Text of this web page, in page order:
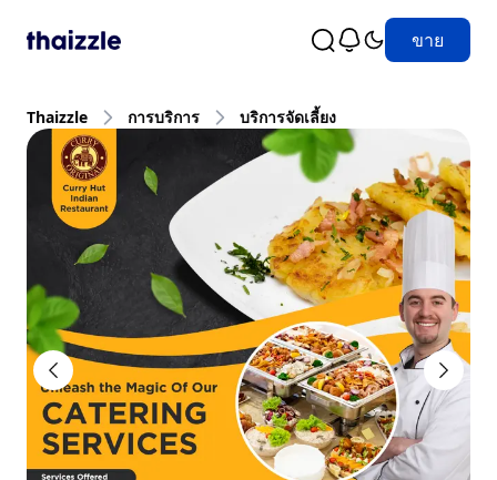
ขาย
Thaizzle การบริการ บริการจัดเลี้ยง